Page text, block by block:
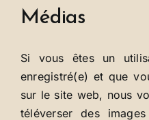
Médias
Si vous êtes un
enregistré(e) et que
sur le site web, nous
téléverser des